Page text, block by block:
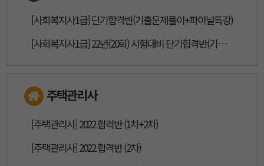
[사회복지사1급] 단기합격반(기출문제풀이+파이널특강)
[사회복지사1급] 22년(20회) 시험대비 단기합격반(기출문제풀이+파이널특강)
주택관리사
[주택관리사] 2022 합격반 (1차+2차)
[주택관리사] 2022 합격반 (2차)